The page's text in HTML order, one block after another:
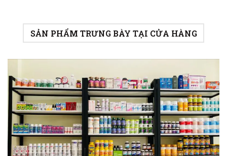
SẢN PHẨM TRƯNG BÀY TẠI CỬA HÀNG